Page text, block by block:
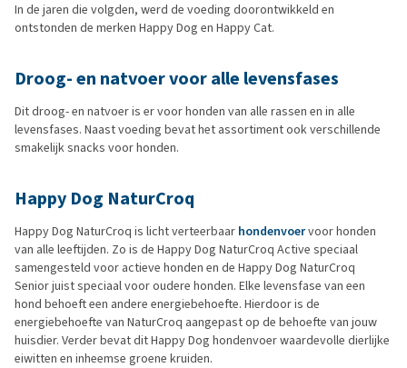
In de jaren die volgden, werd de voeding doorontwikkeld en
ontstonden de merken Happy Dog en Happy Cat.
Droog- en natvoer voor alle levensfases
Dit droog- en natvoer is er voor honden van alle rassen en in alle
levensfases. Naast voeding bevat het assortiment ook verschillende
smakelijk snacks voor honden.
Happy Dog NaturCroq
Happy Dog NaturCroq is licht verteerbaar hondenvoervoor honden
van alle leeftijden. Zo is de Happy Dog NaturCroq Active speciaal
samengesteld voor actieve honden en de Happy Dog NaturCroq
Senior juist speciaal voor oudere honden. Elke levensfase van een
hond behoeft een andere energiebehoefte. Hierdoor is de
energiebehoefte van NaturCroq aangepast op de behoefte van jouw
huisdier. Verder bevat dit Happy Dog hondenvoer waardevolle dierlijke
eiwitten en inheemse groene kruiden.